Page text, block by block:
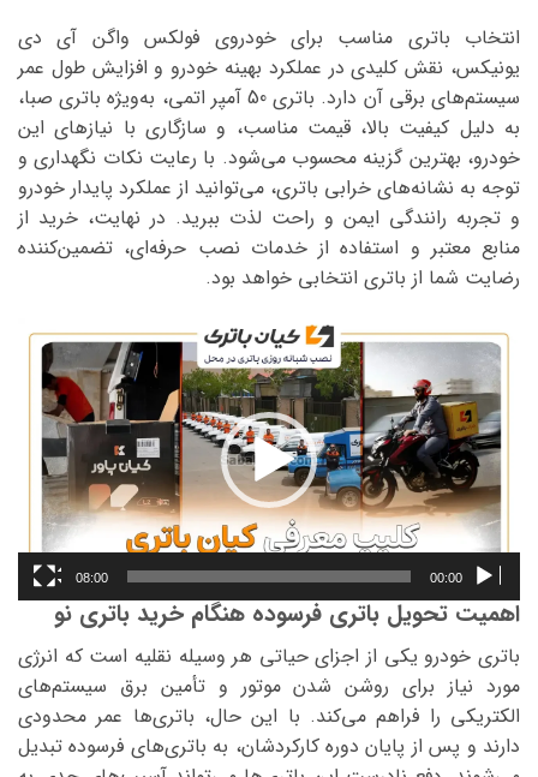
انتخاب باتری مناسب برای خودروی فولکس واگن آی دی
یونیکس، نقش کلیدی در عملکرد بهینه خودرو و افزایش طول عمر
سیستم‌های برقی آن دارد. باتری 50 آمپر اتمی، به‌ویژه باتری صبا،
به دلیل کیفیت بالا، قیمت مناسب، و سازگاری با نیازهای این
خودرو، بهترین گزینه محسوب می‌شود. با رعایت نکات نگهداری و
توجه به نشانه‌های خرابی باتری، می‌توانید از عملکرد پایدار خودرو
و تجربه رانندگی ایمن و راحت لذت ببرید. در نهایت، خرید از
منابع معتبر و استفاده از خدمات نصب حرفه‌ای، تضمین‌کننده
رضایت شما از باتری انتخابی خواهد بود.
نمایشگر
ویدیو
00:00
08:00
اهمیت تحویل باتری فرسوده هنگام خرید باتری نو
باتری خودرو یکی از اجزای حیاتی هر وسیله نقلیه است که انرژی
مورد نیاز برای روشن شدن موتور و تأمین برق سیستم‌های
الکتریکی را فراهم می‌کند. با این حال، باتری‌ها عمر محدودی
دارند و پس از پایان دوره کارکردشان، به باتری‌های فرسوده تبدیل